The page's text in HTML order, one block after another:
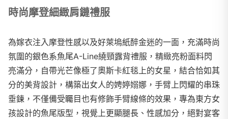
時尚摩登細緻肩鏈禮服
為嫁衣注入摩登性感以及好萊塢紙醉金迷的一面，充滿時尚
氛圍的銀色系魚尾A-Line繞頸露背禮服，精緻亮粉面料閃
亮滿分，自帶光芒像極了奧斯卡紅毯上的女星，結合恰如其
分的美背設計，構築出女人的娉婷嫋娜，手臂上閃耀的串珠
垂鍊，不僅備受矚目也有修飾手臂線條的效果，專為東方女
孩設計的魚尾版型，視覺上更顯腿長、性感加分，絕對宴客